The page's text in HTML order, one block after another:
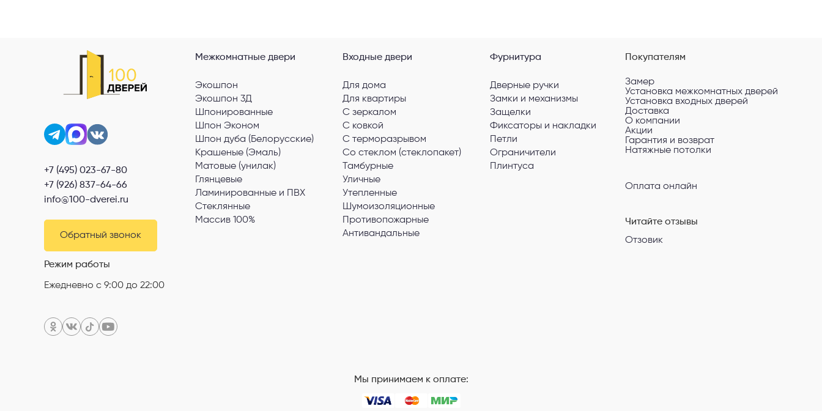
+7 (495) 023-67-80
+7 (926) 837-64-66
info@100-dverei.ru
Обратный звонок
Режим работы
Ежедневно с 9:00 до 22:00
Межкомнатные двери
Экошпон
Экошпон 3Д
Шпонированные
Шпон Эконом
Шпон дуба (Белорусские)
Крашеные (Эмаль)
Матовые (унилак)
Глянцевые
Ламинированные и ПВХ
Стеклянные
Массив 100%
Входные двери
Для дома
Для квартиры
С зеркалом
С ковкой
С терморазрывом
Со стеклом (стеклопакет)
Тамбурные
Уличные
Утепленные
Шумоизоляционные
Противопожарные
Антивандальные
Фурнитура
Дверные ручки
Замки и механизмы
Защелки
Фиксаторы и накладки
Петли
Ограничители
Плинтуса
Покупателям
Замер
Установка межкомнатных дверей
Установка входных дверей
Доставка
О компании
Акции
Гарантия и возврат
Натяжные потолки
Оплата онлайн
Читайте отзывы
Отзовик
Мы принимаем к оплате: